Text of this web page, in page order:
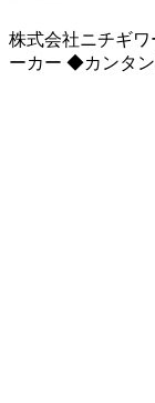
株式会社ニチギ
ーカー ◆カンタ